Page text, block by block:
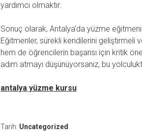
yardımcı olmaktır.
Sonuç olarak, Antalya’da yüzme
Eğitmenler, sürekli kendilerini geliştirmeli
hem de öğrencilerin başarısı için kritik
adım atmayı düşünüyorsanız, bu
antalya yüzme kursu
Tarih: Uncategorized